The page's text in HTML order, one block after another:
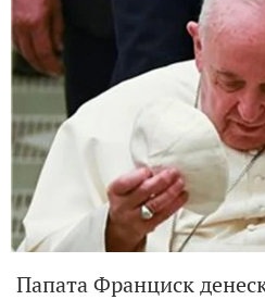
Папата Франциск